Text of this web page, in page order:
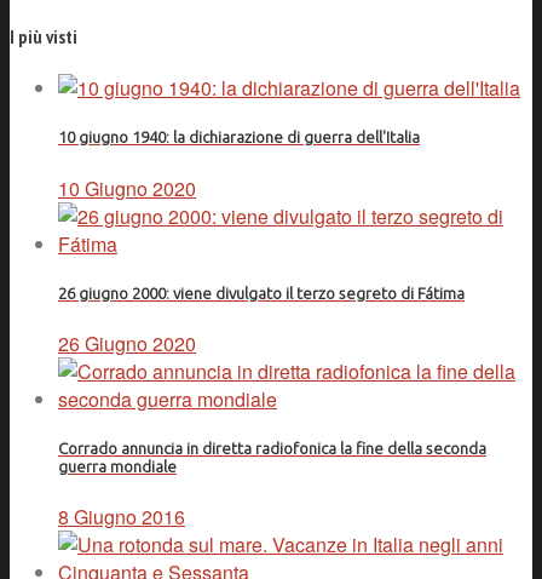
I più visti
10 giugno 1940: la dichiarazione di guerra dell'Italia
10 Giugno 2020
26 giugno 2000: viene divulgato il terzo segreto di Fátima
26 Giugno 2020
Corrado annuncia in diretta radiofonica la fine della seconda
guerra mondiale
8 Giugno 2016